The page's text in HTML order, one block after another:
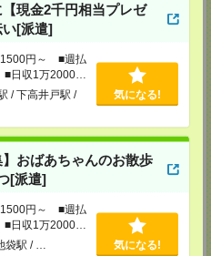
現金2千円相当プレゼ
い[派遣]
1500円～ ■週払
収1万2000円
/ 下高井戸駅 /
気になる!
】おばあちゃんのお散歩
[派遣]
1500円～ ■週払
収1万2000円
袋駅 / … 気になる!
ス
ル6階
ス
ビル6F